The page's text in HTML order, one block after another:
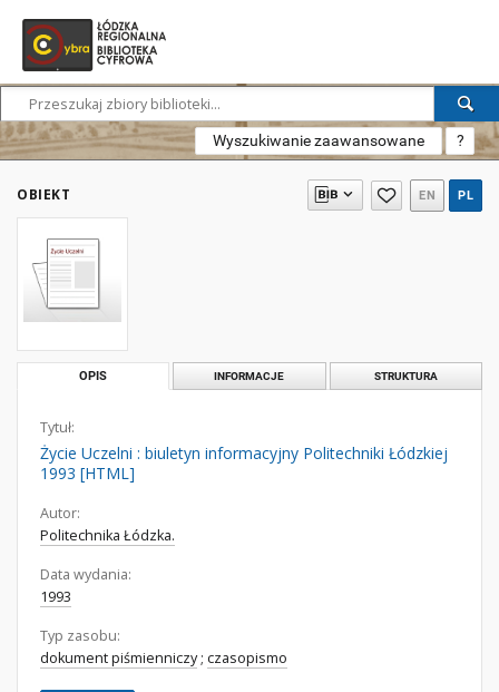
Wyszukiwanie zaawansowane ?
OBIEKT EN PL
OPIS INFORMACJE STRUKTURA
Tytuł:
Życie Uczelni : biuletyn informacyjny Politechniki Łódzkiej
1993 [HTML]
Autor:
Politechnika Łódzka.
Data wydania:
1993
Typ zasobu:
dokument piśmienniczy; czasopismo